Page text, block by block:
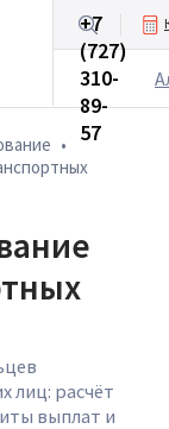
Бизнесу
+7
(727)
310-
89-
57
•
лиц: расчёт
выплат и